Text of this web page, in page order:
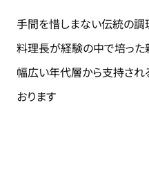
手間を惜しまない伝統の
料理長が経験の中で培った
幅広い年代層から支持され
おります